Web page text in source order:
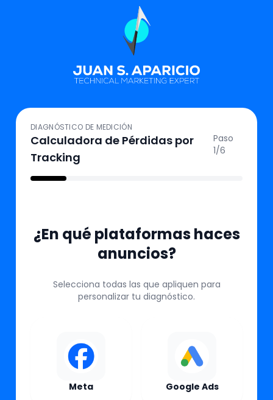
DIAGNÓSTICO DE MEDICIÓN
Calculadora de Pérdidas por
Tracking
Paso
1/6
¿En qué plataformas haces
anuncios?
Selecciona todas las que apliquen para
personalizar tu diagnóstico.
Meta Google Ads